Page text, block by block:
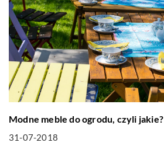
Modne meble do ogrodu, czyli jakie?
31-07-2018